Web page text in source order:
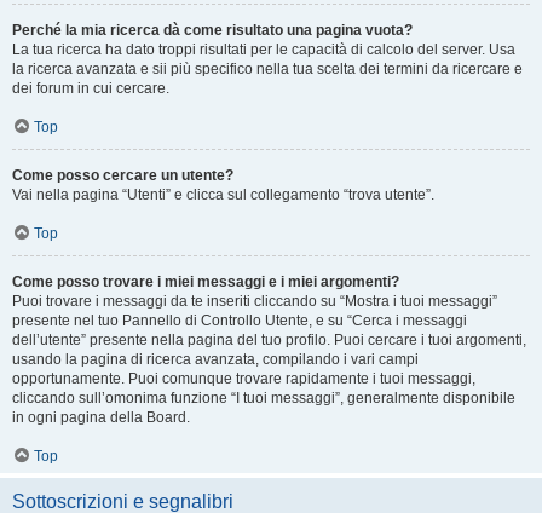
Perché la mia ricerca dà come risultato una pagina vuota?
La tua ricerca ha dato troppi risultati per le capacità di calcolo del server. Usa
la ricerca avanzata e sii più specifico nella tua scelta dei termini da ricercare e
dei forum in cui cercare.
Top
Come posso cercare un utente?
Vai nella pagina “Utenti” e clicca sul collegamento “trova utente”.
Top
Come posso trovare i miei messaggi e i miei argomenti?
Puoi trovare i messaggi da te inseriti cliccando su “Mostra i tuoi messaggi”
presente nel tuo Pannello di Controllo Utente, e su “Cerca i messaggi
dell’utente” presente nella pagina del tuo profilo. Puoi cercare i tuoi argomenti,
usando la pagina di ricerca avanzata, compilando i vari campi
opportunamente. Puoi comunque trovare rapidamente i tuoi messaggi,
cliccando sull’omonima funzione “I tuoi messaggi”, generalmente disponibile
in ogni pagina della Board.
Top
Sottoscrizioni e segnalibri